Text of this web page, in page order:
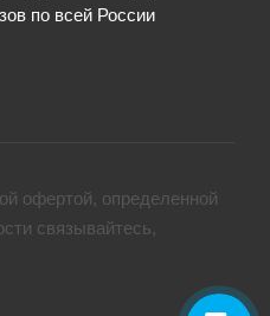
по всей России
офертой, определенной
связывайтесь,